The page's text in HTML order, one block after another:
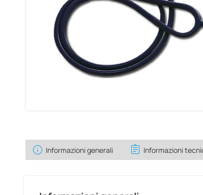
info Informazioni generali assignment Informazioni